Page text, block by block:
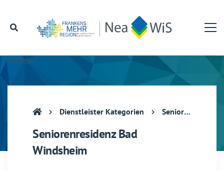
Vorlesen
Dienstleister Kategorien Seniorenresidenz Bad Windsheim
Seniorenresidenz Bad
Windsheim